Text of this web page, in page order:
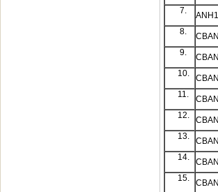
7.
8.
9.
10.
11.
12.
13.
14.
15.